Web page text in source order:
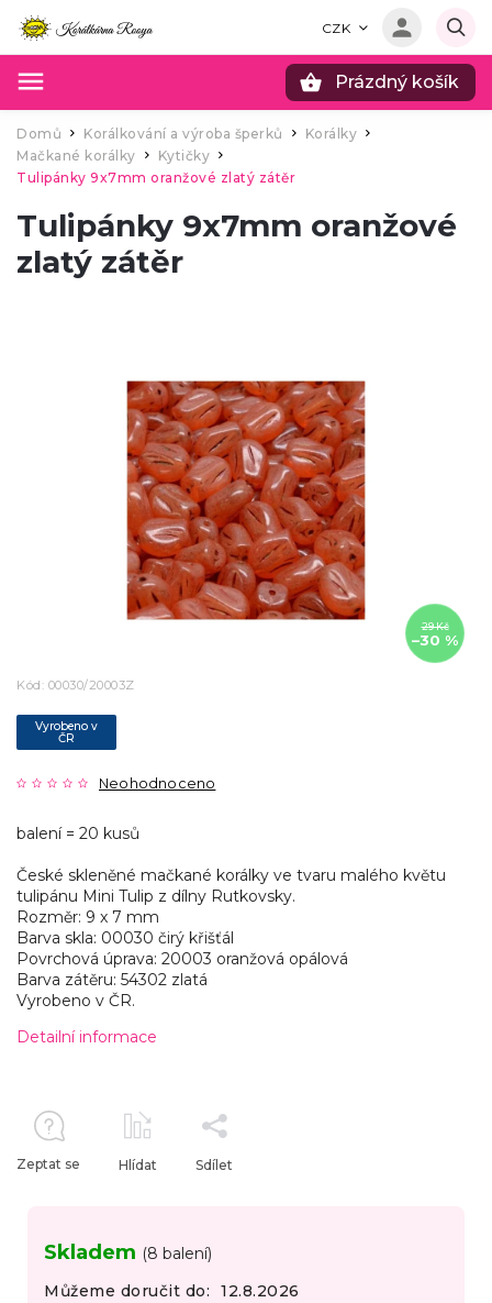
CZK
Prázdný košík
Domů / Korálkování a výroba šperků Korálky /
Mačkané korálky
Kytičky /
Tulipánky 9x7mm oranžové zlatý zátěr
Tulipánky 9x7mm oranžové
zlatý zátěr
29 Kč
–30 %
Kód: 00030/20003Z
Vyrobeno v
ČR
Neohodnoceno
Skladem (8 balení)
Můžeme doručit do:
12.8.2026
balení = 20 kusů
České skleněné mačkané korálky ve tvaru malého květu
tulipánu Mini Tulip z dílny Rutkovsky.
Rozměr: 9 x 7 mm
Barva skla: 00030 čirý křišťál
Povrchová úprava: 20003 oranžová opálová
Barva zátěru: 54302 zlatá
Vyrobeno v ČR.
Detailní informace
Zeptat se Hlídat Sdílet